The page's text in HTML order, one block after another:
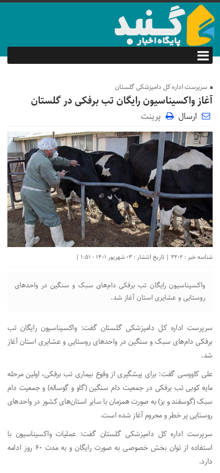
سرپرست اداره کل دامپزشکی گلستان
آغاز واکسیناسیون رایگان تب برفکی در گلستان
ارسال پرینت
شناسه خبر : 3202 | تاریخ انتشار : 03 شهریور 1401 - 1:51 |
واکسیناسیون رایگان تب برفکی دام‌های سبک و سنگین در واحد‌های
روستایی و عشایری استان آغاز شد.
سرپرست اداره کل دامپزشکی گلستان گفت: واکسیناسیون رایگان تب
برفکی دام‌های سبک و سنگین در واحد‌های روستایی و عشایری استان آغاز
شد.
علی کاووسی گفت: برای پیشگیری از وقوع بیماری تب برفکی، اولین مرحله
مایه کوبی تب برفکی در جمعیت دام سنگین (گاو و گوساله) و جمعیت دام
سبک (گوسفند و بز) به صورت همزمان با سایر استان‌های کشور در واحد‌های
روستایی پر خطر و محروم آغاز شده است.
سرپرست اداره کل دامپزشکی گلستان گفت: عملیات واکسیناسیون با
استفاده از توان بخش خصوصی به صورت رایگان و به مدت ۶۰ روز ادامه
دارد.